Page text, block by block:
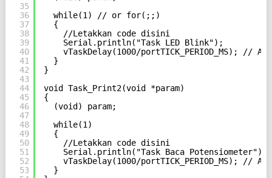
35
36
37
38
39
40
41
42
43
44
45
46
47
48
49
50
51
52
53
while(1) // or for(;;)
{
//Letakkan code disini
Serial.println("Task LED Blink");
vTaskDelay(1000/portTICK_PERIOD_MS);
}
}
void Task_Print2(void *param)
{
(void) param;
while(1)
{
//Letakkan code disini
Serial.println("Task Baca Potensiometer");
vTaskDelay(1000/portTICK_PERIOD_MS);
}